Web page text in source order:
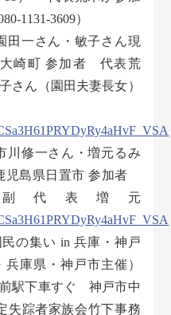
1131-3609）
一さん・敏子さん現
崎町 参加者 代表荒
さん（園田夫妻長女）
修一さん・増元るみ
児島県日置市 参加者
代表増元
の集い in 兵庫・神戸
兵庫県・神戸市主催）
前駅下車すぐ 神戸市中
失踪者家族会竹下事務